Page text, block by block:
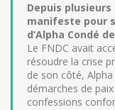
Depuis plusieurs
manifeste pour
d’Alpha Condé
Le FNDC avait
résoudre la crise
de son côté,
démarches de
confessions